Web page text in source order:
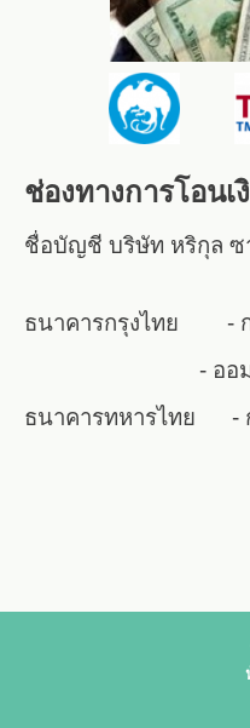
ช่องทางการโอนเ
ชื่อบัญชี บริษัท หริกุล ซ
ธนาคารกรุงไทย -
- ออมทรัพย์
ธนาคารทหารไทย -